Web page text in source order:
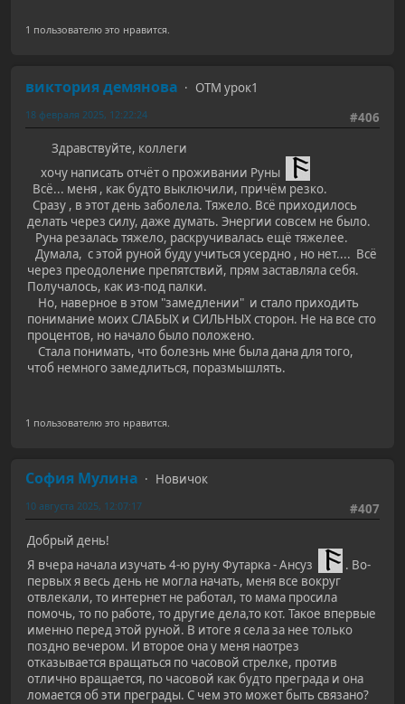
1 пользователю это нравится.
виктория демянова
ОТМ урок1
#406
18 февраля 2025, 12:22:24
Здравствуйте, коллеги
хочу написать отчёт о проживании Руны
Всё... меня , как будто выключили, причём резко.
Сразу , в этот день заболела. Тяжело. Всё приходилось
делать через силу, даже думать. Энергии совсем не было.
Руна резалась тяжело, раскручивалась ещё тяжелее.
Думала, с этой руной буду учиться усердно , но нет.... Всё
через преодоление препятствий, прям заставляла себя.
Получалось, как из-под палки.
Но, наверное в этом "замедлении" и стало приходить
понимание моих СЛАБЫХ и СИЛЬНЫХ сторон. Не на все сто
процентов, но начало было положено.
Стала понимать, что болезнь мне была дана для того,
чтоб немного замедлиться, поразмышлять.
1 пользователю это нравится.
София Мулина
Новичок
#407
10 августа 2025, 12:07:17
Добрый день!
Я вчера начала изучать 4-ю руну Футарка - Ансуз
. Во-
первых я весь день не могла начать, меня все вокруг
отвлекали, то интернет не работал, то мама просила
помочь, то по работе, то другие дела,то кот. Такое впервые
именно перед этой руной. В итоге я села за нее только
поздно вечером. И второе она у меня наотрез
отказывается вращаться по часовой стрелке, против
отлично вращается, по часовой как будто преграда и она
ломается об эти преграды. С чем это может быть связано?